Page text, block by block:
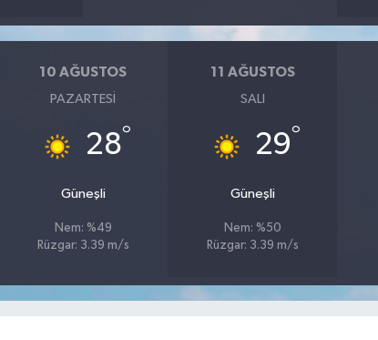
10 AĞUSTOS
PAZARTESI
28°
Güneşli
Nem: %49
Rüzgar: 3.39 m/s
11 AĞUSTOS
SALI
29°
Güneşli
Nem: %50
Rüzgar: 3.39 m/s